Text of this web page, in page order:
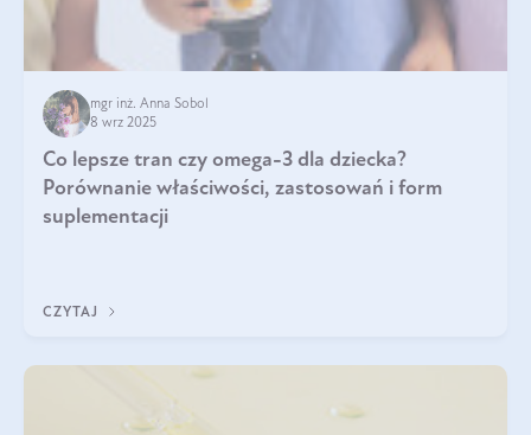
mgr inż. Anna Sobol
8 wrz 2025
Co lepsze tran czy omega-3 dla dziecka?
Porównanie właściwości, zastosowań i form
suplementacji
CZYTAJ